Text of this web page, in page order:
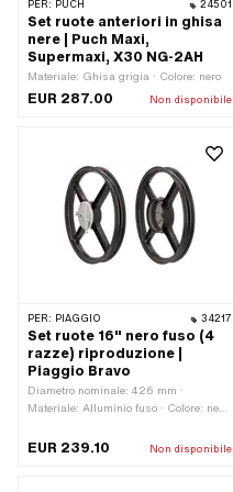
PER: PUCH 24501
Set ruote anteriori in ghisa
nere | Puch Maxi,
Supermaxi, X30 NG-2AH
Materiale: Ghisa grigia · Colore: nero
EUR 287.00 Non disponibile
PER: PIAGGIO 34217
Set ruote 16" nero fuso (4
razze) riproduzione |
Piaggio Bravo
Diametro nominale: 426 mm ·
Materiale: Alluminio fuso · Colore: nero
mm · Superficie: Verniciato a polvere ·
EUR 239.10 Non disponibile